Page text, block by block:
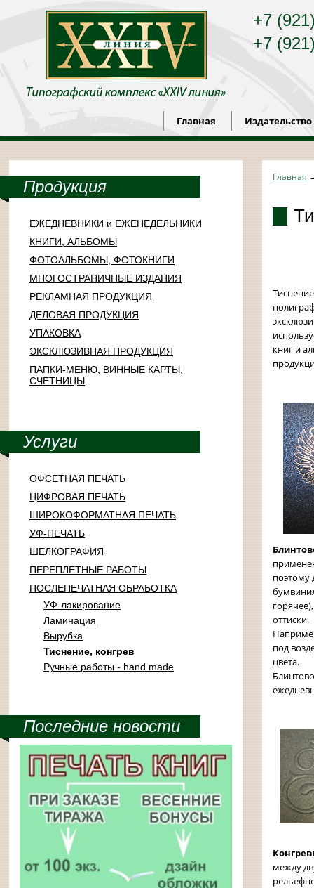
+7
+7
Главная Издательство
Продукция
ЕЖЕДНЕВНИКИ и ЕЖЕНЕДЕЛЬНИКИ
КНИГИ, АЛЬБОМЫ
ФОТОАЛЬБОМЫ, ФОТОКНИГИ
МНОГОСТРАНИЧНЫЕ ИЗДАНИЯ
РЕКЛАМНАЯ ПРОДУКЦИЯ
ДЕЛОВАЯ ПРОДУКЦИЯ
УПАКОВКА
ЭКСКЛЮЗИВНАЯ ПРОДУКЦИЯ
ПАПКИ-МЕНЮ, ВИННЫЕ КАРТЫ,
СЧЕТНИЦЫ
Услуги
ОФСЕТНАЯ ПЕЧАТЬ
ЦИФРОВАЯ ПЕЧАТЬ
ШИРОКОФОРМАТНАЯ ПЕЧАТЬ
УФ-ПЕЧАТЬ
ШЕЛКОГРАФИЯ
ПЕРЕПЛЕТНЫЕ РАБОТЫ
ПОСЛЕПЕЧАТНАЯ ОБРАБОТКА
УФ-лакирование
Ламинация
Вырубка
Тиснение, конгрев
Ручные работы - hand made
Последние новости
Главная
книг и
поэтому
оттиски.
под
цвета.
между